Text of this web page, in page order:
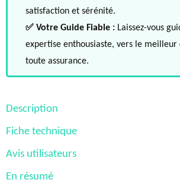
satisfaction et sérénité.
✅ Votre Guide Fiable : Laissez-vous
expertise enthousiaste, vers le meilleur
toute assurance.
Description
Fiche technique
Avis utilisateurs
En résumé